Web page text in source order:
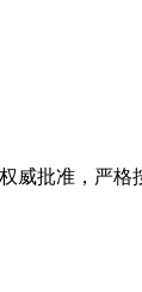
威批准，严格